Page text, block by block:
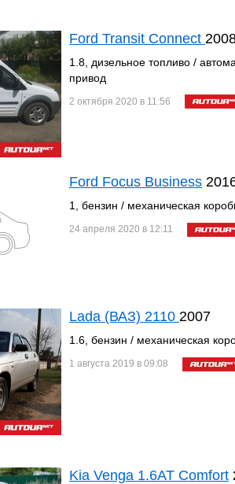
Ford Transit Connect
1.8, дизельное топливо /
привод
2 октября 2020 в 11:56
Ford Focus Business
1, бензин / механическая
24 апреля 2020 в 12:11
Lada (ВАЗ) 2110 2007
1.6, бензин / механическая
1 августа 2019 в 09:08
Kia Venga 1.6AT Comfort